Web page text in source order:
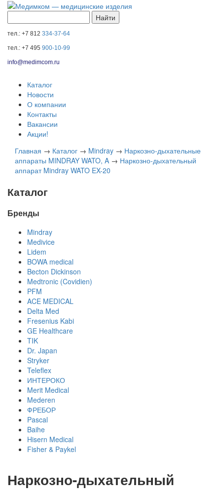
тел.: +7 812 334-37-64
тел.: +7 495 900-10-99
info@medimcom.ru
Каталог
Новости
О компании
Контакты
Вакансии
Акции!
Главная → Каталог → Mindray → Наркозно-дыхательные
аппараты MINDRAY WATO, A → Наркозно-дыхательный
аппарат Mindray WATO EX-20
Каталог
Бренды
Mindray
Medivice
Lidem
BOWA medical
Becton Dickinson
Medtronic (Covidien)
PFM
ACE MEDICAL
Delta Med
Fresenius Kabi
GE Healthcare
TIK
Dr. Japan
Stryker
Teleflex
ИНТЕРОКО
Merit Medical
Mederen
ФРЕБОР
Pascal
Baihe
Hisern Medical
Fisher & Paykel
Наркозно-дыхательный